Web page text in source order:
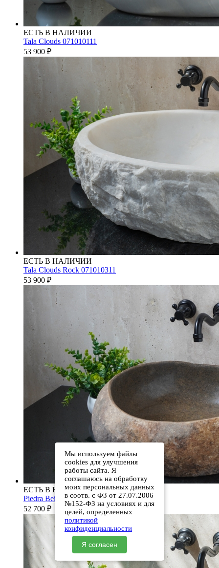
ЕСТЬ В НАЛИЧИИ
Tala Clouds 071010111
53 900 ₽
ЕСТЬ В НАЛИЧИИ
Tala Clouds Rock 071010311
53 900 ₽
ЕСТЬ В НАЛИЧИИ
Piedra Beige S286 00501111613
52 700 ₽
Мы используем файлы
cookies для улучшения
работы сайта. Я
соглашаюсь на обработку
моих персональных данных
в соотв. с ФЗ от 27.07.2006
№152-ФЗ на условиях и для
целей, определенных
политикой
конфиденциальности
Я согласен